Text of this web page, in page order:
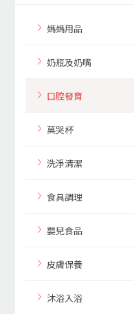
媽媽用品
奶瓶及奶嘴
口腔發育
莫哭杯
洗淨清潔
食具調理
嬰兒食品
皮膚保養
沐浴入浴